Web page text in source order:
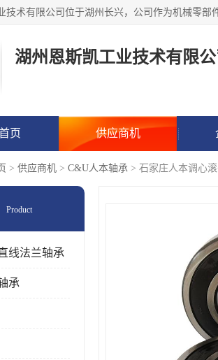
湖州恩斯凯工业技术有限公
页 供应商机
> 供应商机 > C&U人本轴承 > 石家庄人本调心
Product
线法兰轴承
承